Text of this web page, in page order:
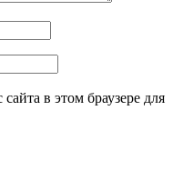
в этом браузере для